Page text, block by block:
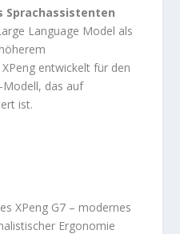
Sprachassistenten
Language Model als
entwickelt für den
das auf
ist.
XPeng G7 – modernes
Ergonomie